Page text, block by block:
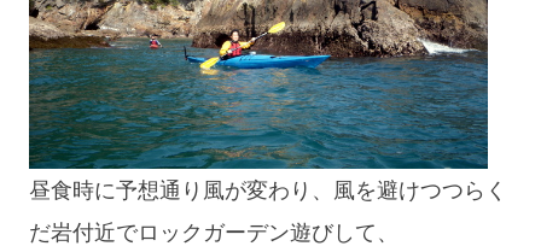
昼食時に予想通り風が変わり、風を避けつつらく
だ岩付近でロックガーデン遊びして、